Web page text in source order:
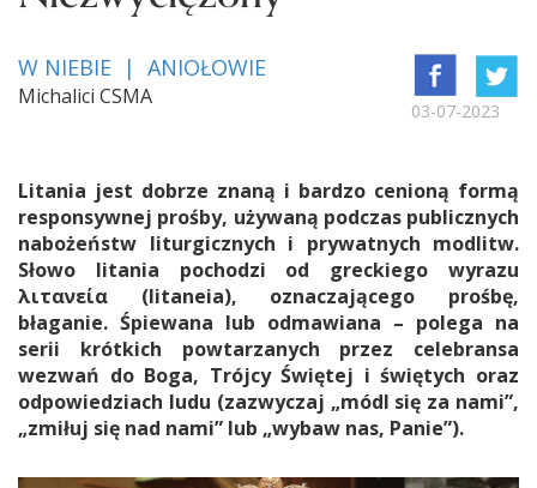
W NIEBIE | ANIOŁOWIE
Michalici CSMA
03-07-2023
Litania jest dobrze znaną i bardzo cenioną formą
responsywnej prośby, używaną podczas publicznych
nabożeństw liturgicznych i prywatnych modlitw.
Słowo litania pochodzi od greckiego wyrazu
λιτανεία (litaneia), oznaczającego prośbę,
błaganie. Śpiewana lub odmawiana – polega na
serii krótkich powtarzanych przez celebransa
wezwań do Boga, Trójcy Świętej i świętych oraz
odpowiedziach ludu (zazwyczaj „módl się za nami”,
„zmiłuj się nad nami” lub „wybaw nas, Panie”).